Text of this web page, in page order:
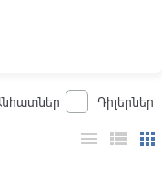
Դիլերներ
apps
view_list
menu